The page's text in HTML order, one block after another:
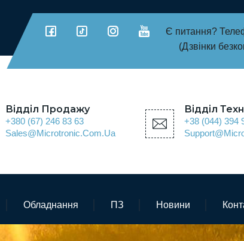
Є питання?
(Дзвінки
Відділ Продажу
+380 (67) 246 83 63
Sales@microtronic.com.ua
Відділ
+38 (044) 394
Обладнання ПЗ Новини